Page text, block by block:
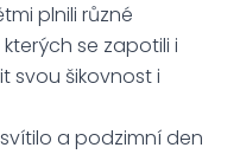
plnili různé
se zapotili i
svou šikovnost i
a podzimní den